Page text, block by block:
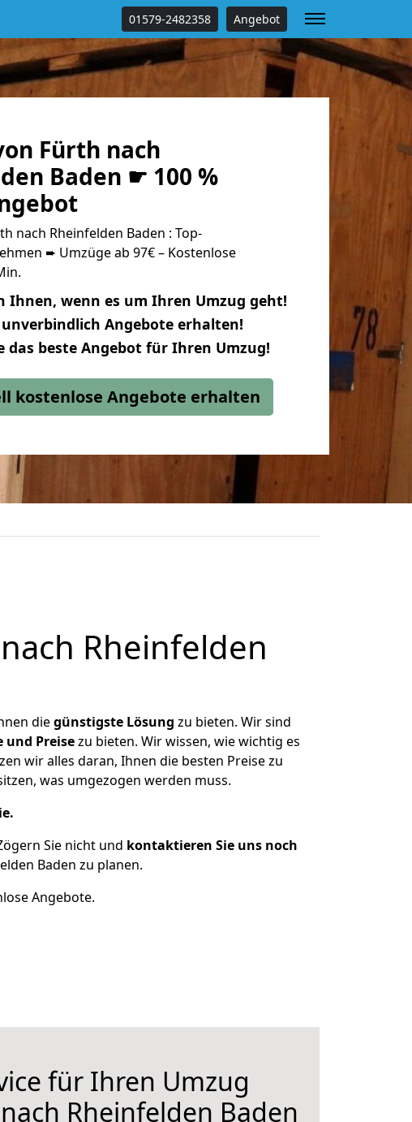
01579-2482358 Angebot
Fürth nach
Baden ☛ 100 %
nach Rheinfelden Baden : Top-
➨ Umzüge ab 97€ – Kostenlose
Ihnen, wenn es um Ihren Umzug geht!
unverbindlich Angebote erhalten!
das beste Angebot für Ihren Umzug!
kostenlose Angebote erhalten
Rheinfelden
diegünstigste Lösung zu bieten. Wir sind
und Preisezu bieten. Wir wissen, wie wichtig es
wir alles daran, Ihnen die besten Preise zu
was umgezogen werden muss.
Sie nicht und kontaktieren Sie uns noch
Baden zu planen.
Angebote.
für Ihren Umzug
Rheinfelden Baden